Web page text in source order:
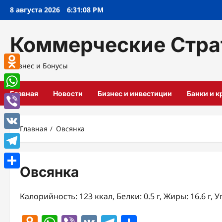
Перейти
8 августа 2026 6:31:08 PM
Коммерческие
Бизнес и Бонусы
Главная Новости Бизнес и инвестиции Банки и
Главная Овсянка
Овсянка
Калорийность: 123 ккал, Белки: 0.5 г, Жиры: 16.6 г,
Odnoklassniki
WhatsApp
Viber
VK
Telegram
Отправить